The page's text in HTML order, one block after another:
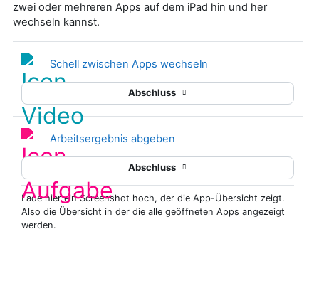
zwei oder mehreren Apps auf dem iPad hin und her
wechseln kannst.
Schell zwischen Apps wechseln
Abschluss
Arbeitsergebnis abgeben
Abschluss
Lade hier ein Screenshot hoch, der die App-Übersicht zeigt.
Also die Übersicht in der die alle geöffneten Apps angezeigt
werden.